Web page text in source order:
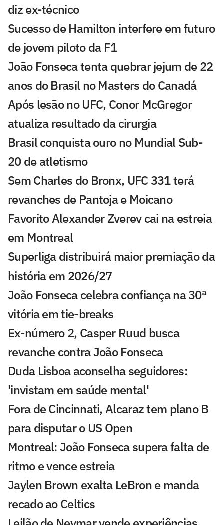
diz ex-técnico
Sucesso de Hamilton interfere em futuro
de jovem piloto da F1
João Fonseca tenta quebrar jejum de 22
anos do Brasil no Masters do Canadá
Após lesão no UFC, Conor McGregor
atualiza resultado da cirurgia
Brasil conquista ouro no Mundial Sub-
20 de atletismo
Sem Charles do Bronx, UFC 331 terá
revanches de Pantoja e Moicano
Favorito Alexander Zverev cai na estreia
em Montreal
Superliga distribuirá maior premiação da
história em 2026/27
João Fonseca celebra confiança na 30ª
vitória em tie-breaks
Ex-número 2, Casper Ruud busca
revanche contra João Fonseca
Duda Lisboa aconselha seguidores:
'invistam em saúde mental'
Fora de Cincinnati, Alcaraz tem plano B
para disputar o US Open
Montreal: João Fonseca supera falta de
ritmo e vence estreia
Jaylen Brown exalta LeBron e manda
recado ao Celtics